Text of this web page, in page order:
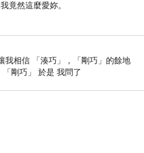
竟然這麼愛妳。
我相信 「湊巧」，「剛巧」的餘地
剛巧」 於是 我問了